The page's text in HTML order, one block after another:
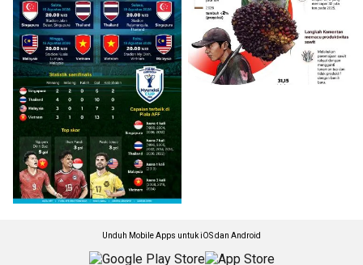
Unduh Mobile Apps untuk iOS dan Android